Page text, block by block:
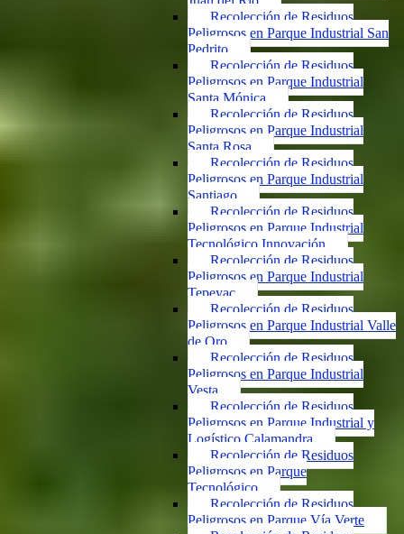
Recolección de Residuos
Peligrosos en Parque Industrial San
Pedrito
Recolección de Residuos
Peligrosos en Parque Industrial
Santa Mónica
Recolección de Residuos
Peligrosos en Parque Industrial
Santa Rosa
Recolección de Residuos
Peligrosos en Parque Industrial
Santiago
Recolección de Residuos
Peligrosos en Parque Industrial
Tecnológico Innovación
Recolección de Residuos
Peligrosos en Parque Industrial
Tepeyac
Recolección de Residuos
Peligrosos en Parque Industrial Valle
de Oro
Recolección de Residuos
Peligrosos en Parque Industrial
Vesta
Recolección de Residuos
Peligrosos en Parque Industrial y
Logístico Calamandra
Recolección de Residuos
Peligrosos en Parque
Tecnológico
Recolección de Residuos
Peligrosos en Parque Vía Verte